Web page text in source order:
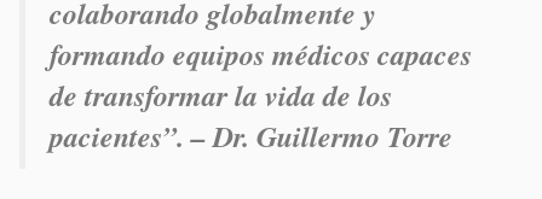
colaborando globalmente y
formando equipos médicos capaces
de transformar la vida de los
pacientes”. – Dr. Guillermo Torre